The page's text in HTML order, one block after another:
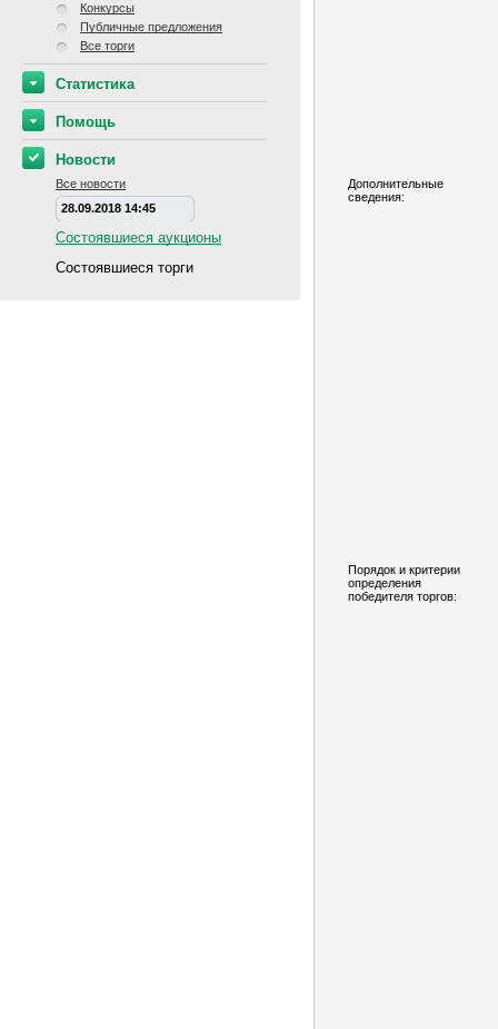
Конкурсы
Публичные предложения
Все торги
Статистика
Помощь
Новости
Все новости
28.09.2018 14:45
Состоявшиеся аукционы
Состоявшиеся торги
Дополнительные
сведения:
Порядок и критерии
определения
победителя торгов: